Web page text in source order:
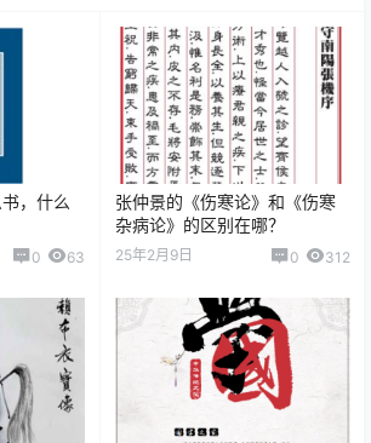
，什么
0 63
张仲景的《伤寒论》和《伤寒
杂病论》的区别在哪？
25年2月9日 0 312